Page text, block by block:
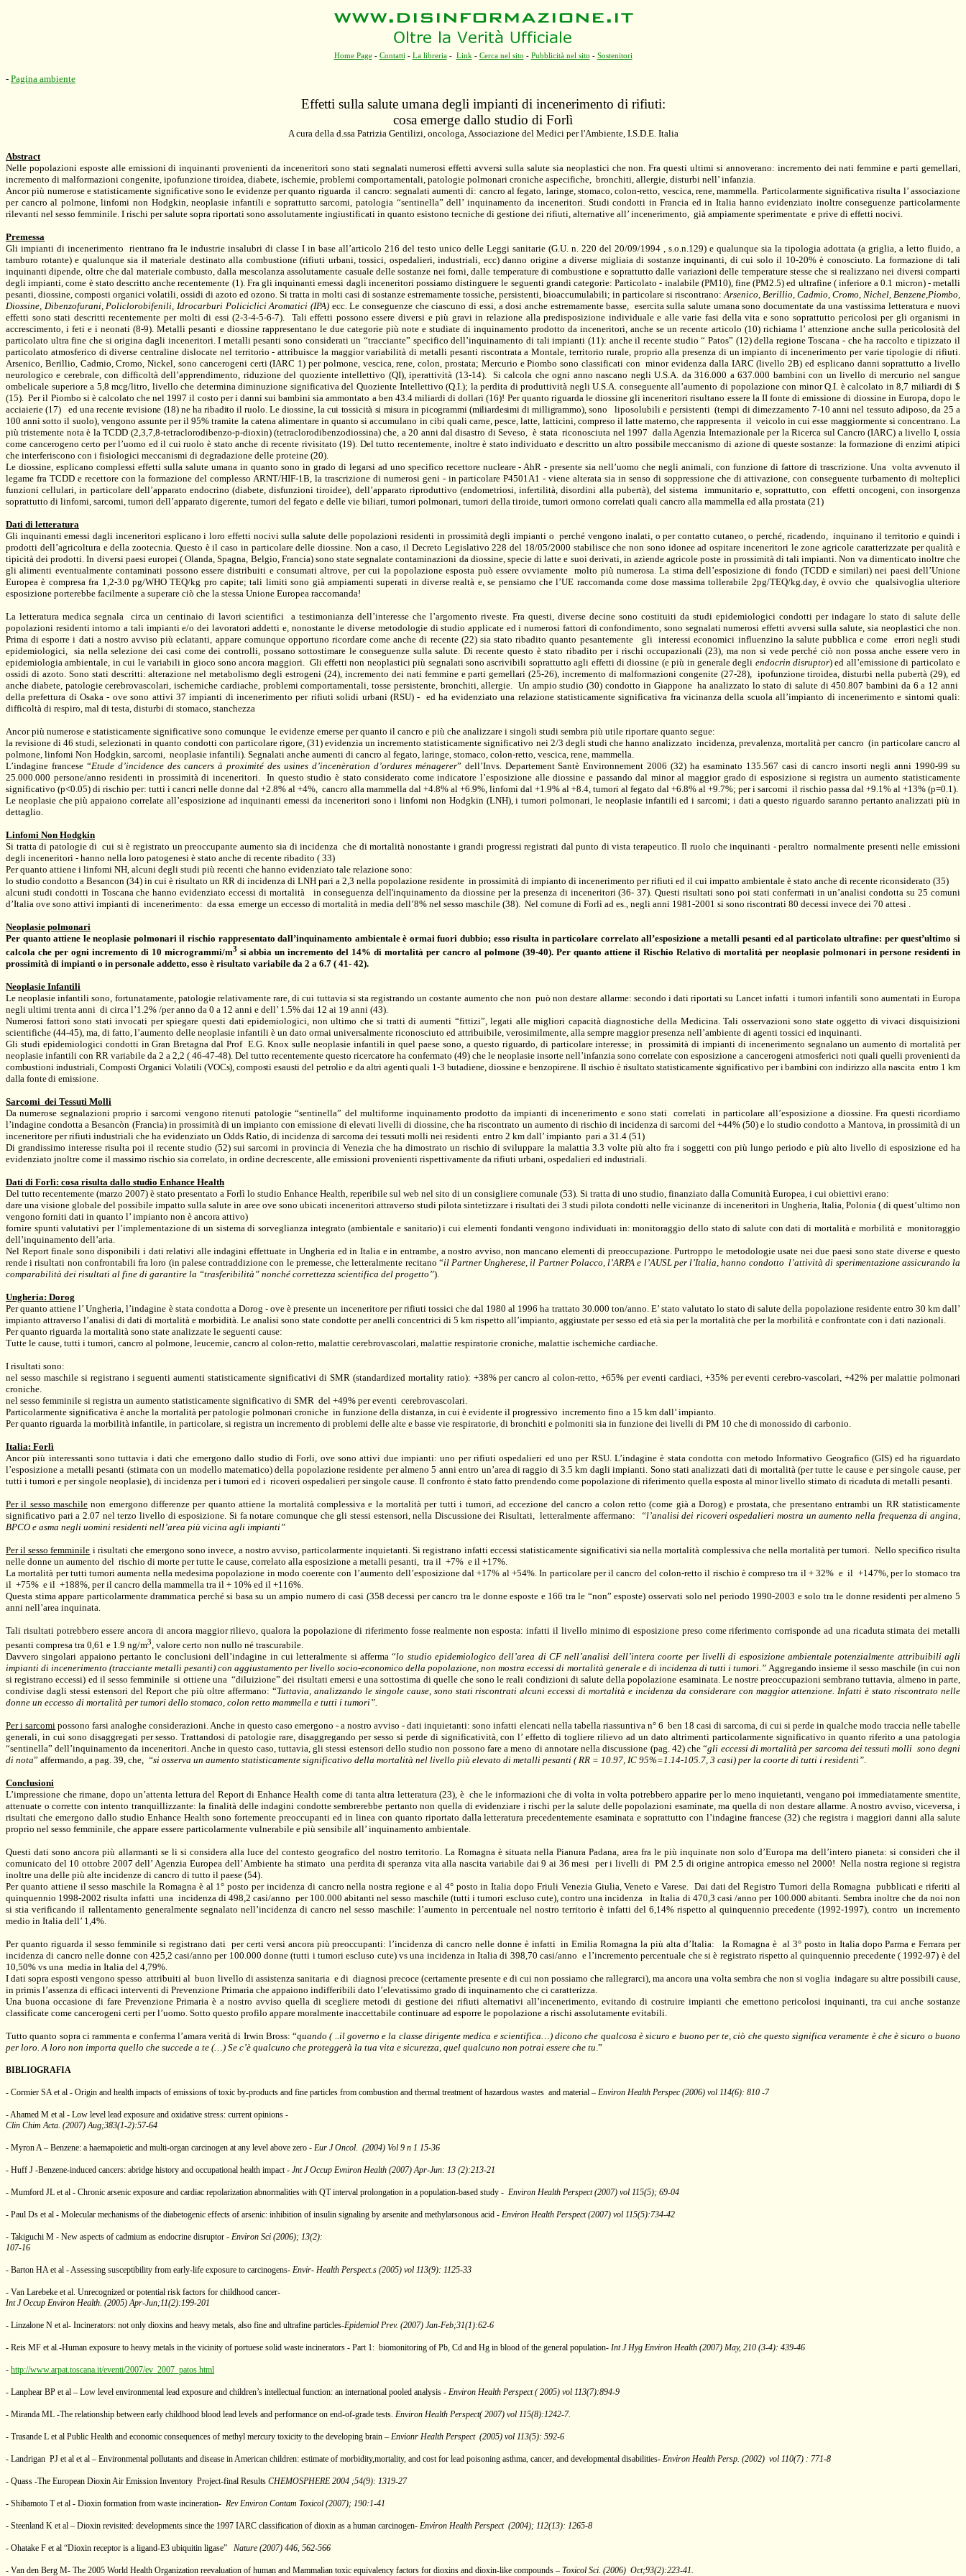
Home Page- Contatti - La libreria- Link - Cerca nel sito - Pubblicità nel sito - Sostenitori
- Pagina ambiente
Effetti sulla salute umana degli impianti di incenerimento di rifiuti:
cosa emerge dallo studio di Forlì
A cura della d.ssa Patrizia Gentilizi, oncologa, Associazione del Medici per l'Ambiente, I.S.D.E. Italia
Abstract
Nelle popolazioni esposte alle emissioni di inquinanti provenienti da inceneritori sono stati segnalati numerosi effetti avversi sulla salute sia neoplastici che non. Fra questi ultimi si annoverano: incremento dei nati femmine e parti gemellari,
incremento di malformazioni congenite, ipofunzione tiroidea, diabete, ischemie, problemi comportamentali, patologie polmonari croniche aspecifiche, bronchiti, allergie, disturbi nell’ infanzia.
Ancor più numerose e statisticamente significative sono le evidenze per quanto riguarda il cancro: segnalati aumenti di: cancro al fegato, laringe, stomaco, colon-retto, vescica, rene, mammella. Particolarmente significativa risulta l’ associazione
per cancro al polmone, linfomi non Hodgkin, neoplasie infantili e soprattutto sarcomi, patologia “sentinella” dell’ inquinamento da inceneritori. Studi condotti in Francia ed in Italia hanno evidenziato inoltre conseguenze particolarmente
rilevanti nel sesso femminile. I rischi per salute sopra riportati sono assolutamente ingiustificati in quanto esistono tecniche di gestione dei rifiuti, alternative all’ incenerimento, già ampiamente sperimentate e prive di effetti nocivi.
Premessa
Gli impianti di incenerimento rientrano fra le industrie insalubri di classe I in base all’articolo 216 del testo unico delle Leggi sanitarie (G.U. n. 220 del 20/09/1994 , s.o.n.129) e qualunque sia la tipologia adottata (a griglia, a letto fluido, a
tamburo rotante) e qualunque sia il materiale destinato alla combustione (rifiuti urbani, tossici, ospedalieri, industriali, ecc) danno origine a diverse migliaia di sostanze inquinanti, di cui solo il 10-20% è conosciuto. La formazione di tali
inquinanti dipende, oltre che dal materiale combusto, dalla mescolanza assolutamente casuale delle sostanze nei forni, dalle temperature di combustione e soprattutto dalle variazioni delle temperature stesse che si realizzano nei diversi comparti
degli impianti, come è stato descritto anche recentemente (1). Fra gli inquinanti emessi dagli inceneritori possiamo distinguere le seguenti grandi categorie: Particolato - inalabile (PM10), fine (PM2.5) ed ultrafine ( inferiore a 0.1 micron) - metalli
pesanti, diossine, composti organici volatili, ossidi di azoto ed ozono. Si tratta in molti casi di sostanze estremamente tossiche, persistenti, bioaccumulabili; in particolare si riscontrano: Arsenico, Berillio, Cadmio, Cromo, Nichel, Benzene,Piombo,
Diossine, Dibenzofurani, Policlorobifenili, Idrocarburi Policiclici Aromatici (IPA) ecc. Le conseguenze che ciascuno di essi, a dosi anche estremamente basse, esercita sulla salute umana sono documentate da una vastissima letteratura e nuovi
effetti sono stati descritti recentemente per molti di essi (2-3-4-5-6-7).
Tali effetti possono essere diversi e più gravi in relazione alla predisposizione individuale e alle varie fasi della vita e sono soprattutto pericolosi per gli organismi in
accrescimento, i feti e i neonati (8-9). Metalli pesanti e diossine rappresentano le due categorie più note e studiate di inquinamento prodotto da inceneritori, anche se un recente articolo (10) richiama l’ attenzione anche sulla pericolosità del
particolato ultra fine che si origina dagli inceneritori. I metalli pesanti sono considerati un “tracciante” specifico dell’inquinamento di tali impianti (11): anche il recente studio “ Patos” (12) della regione Toscana - che ha raccolto e tipizzato il
particolato atmosferico di diverse centraline dislocate nel territorio - attribuisce la maggior variabilità di metalli pesanti riscontrata a Montale, territorio rurale, proprio alla presenza di un impianto di incenerimento per varie tipologie di rifiuti.
Arsenico, Berillio, Cadmio, Cromo, Nickel, sono cancerogeni certi (IARC 1) per polmone, vescica, rene, colon, prostata; Mercurio e Piombo sono classificati con minor evidenza dalla IARC (livello 2B) ed esplicano danni soprattutto a livello
neurologico e cerebrale, con difficoltà dell’apprendimento, riduzione del quoziente intellettivo (QI), iperattività (13-14).
Si calcola che ogni anno nascano negli U.S.A. da316.000 a637.000 bambini con un livello di mercurio nel sangue
ombelicale superiore a 5,8 mcg/litro, livello che determina diminuzione significativa del Quoziente Intellettivo (Q.I.); la perdita di produttività negli U.S.A. conseguente all’aumento di popolazione con minor Q.I. è calcolato in 8,7 miliardi di $
(15). Per il Piombo si è calcolato che nel 1997 il costo per i danni sui bambini sia ammontato a ben 43.4 miliardi di dollari (16)! Per quanto riguarda le diossine gli inceneritori risultano essere la IIfonte di emissione di diossine in Europa, dopo le
acciaierie (17)
ed una recente revisione (18) ne ha ribadito il ruolo. Le diossine, la cui tossicità si misura in picogrammi (miliardesimi di milligrammo),sono liposolubili e persistenti (tempi di dimezzamento 7-10 anni nel tessuto adiposo, da 25 a
100 anni sotto il suolo), vengono assunte per il 95% tramite la catena alimentare in quanto si accumulano in cibi quali carne, pesce, latte, latticini, compreso il latte materno, che rappresenta il veicolo in cui esse maggiormente si concentrano. La
più tristemente nota è la TCDD (2,3,7,8-tetraclorodibenzo-p-dioxin) (tetraclorodibenzodiossina) che, a 20 anni dal disastro di Seveso, è stata riconosciuta nel 1997 dalla Agenzia Internazionale per la Ricerca sul Cancro (IARC) a livello I, ossia
come cancerogeno certo per l’uomo ed il cui ruolo è stato anche di recente rivisitato (19). Del tutto recentemente, inoltre è stato individuato e descritto un altro possibile meccanismo di azione di queste sostanze: la formazione di enzimi atipici
che interferiscono con i fisiologici meccanismi di degradazione delle proteine (20).
Le diossine, esplicano complessi effetti sulla salute umana in quanto sono in grado di legarsi ad uno specifico recettore nucleare - AhR - presente sia nell’uomo che negli animali, con funzione di fattore di trascrizione. Una volta avvenuto il
legame fra TCDD e recettore con la formazione del complesso ARNT/HIF-1B, la trascrizione di numerosi geni - in particolare P4501A1 - viene alterata sia in senso di soppressione che di attivazione, con conseguente turbamento di molteplici
funzioni cellulari, in particolare dell’apparato endocrino (diabete, disfunzioni tiroidee), dell’apparato riproduttivo (endometriosi, infertilità, disordini alla pubertà), del sistema immunitario e, soprattutto, con effetti oncogeni, con insorgenza
soprattutto di linfomi, sarcomi, tumori dell’apparato digerente, tumori del fegato e delle vie biliari, tumori polmonari, tumori della tiroide, tumori ormono correlati quali cancro alla mammella ed alla prostata (21)
Dati di letteratura
Gli inquinanti emessi dagli inceneritori esplicano i loro effetti nocivi sulla salute delle popolazioni residenti in prossimità degli impianti o perché vengono inalati, o per contatto cutaneo, o perché, ricadendo, inquinano il territorio e quindi i
prodotti dell’agricoltura e della zootecnia. Questo è il caso in particolare delle diossine. Non a caso, il Decreto Legislativo 228 del 18/05/2000 stabilisce che non sono idonee ad ospitare inceneritori le zone agricole caratterizzate per qualità e
tipicità dei prodotti. In diversi paesi europei ( Olanda, Spagna, Belgio, Francia) sono state segnalate contaminazioni da diossine, specie di latte e suoi derivati, in aziende agricole poste in prossimità di tali impianti. Non va dimenticato inoltre che
gli alimenti eventualmente contaminati possono essere distribuiti e consumati altrove, per cui la popolazione esposta può essere ovviamente
molto più numerosa. La stima dell’esposizione di fondo (TCDD e similari) nei paesi dell’Unione
Europea è compresa fra 1,2-3.0 pg/WHO TEQ/kg pro capite; tali limiti sono già ampiamenti superati in diverse realtà e, se pensiamo che l’UE raccomanda come dose massima tollerabile 2pg/TEQ/kg.day, è ovvio che
qualsivoglia ulteriore
esposizione porterebbe facilmente a superare ciò che la stessa Unione Europea raccomanda!
La letteratura medica segnala circa un centinaio di lavori scientifici
a testimonianza dell’interesse che l’argomento riveste. Fra questi, diverse decine sono costituiti da studi epidemiologici condotti per indagare lo stato di salute delle
popolazioni residenti intorno a tali impianti e/o dei lavoratori addetti e, nonostante le diverse metodologie di studio applicate ed i numerosi fattori di confondimento, sono segnalati numerosi effetti avversi sulla salute, sia neoplastici che non.
Prima di esporre i dati a nostro avviso più eclatanti, appare comunque opportuno ricordare come anche di recente (22) sia stato ribadito quanto pesantemente
gli interessi economici influenzino la salute pubblica e come errori negli studi
epidemiologici,
sia nella selezione dei casi come dei controlli, possano sottostimare le conseguenze sulla salute. Di recente questo è stato ribadito per i rischi occupazionali (23), ma non si vede perché ciò non possa anche essere vero in
epidemiologia ambientale, in cui le variabili in gioco sono ancora maggiori. Gli effetti non neoplastici più segnalati sono ascrivibili soprattutto agli effetti di diossine (e più in generale degli endocrin disruptor) ed all’emissione di particolato e
ossidi di azoto. Sono stati descritti: alterazione nel metabolismo degli estrogeni (24), incremento dei nati femmine e parti gemellari (25-26), incremento di malformazioni congenite (27-28), ipofunzione tiroidea, disturbi nella pubertà (29), ed
anche diabete, patologie cerebrovascolari, ischemiche cardiache, problemi comportamentali, tosse persistente, bronchiti, allergie. Un ampio studio (30) condotto in Giappone ha analizzato lo stato di salute di450.807 bambini da 6 a 12 anni
della prefettura di Osaka - ove sono attivi 37 impianti di incenerimento per rifiuti solidi urbani (RSU) -
ed ha evidenziato una relazione statisticamente significativa fra vicinanza della scuola all’impianto di incenerimento e sintomi quali:
difficoltà di respiro, mal di testa, disturbi di stomaco, stanchezza
Ancor più numerose e statisticamente significative sono comunque le evidenze emerse per quanto il cancro e più che analizzare i singoli studi sembra più utile riportare quanto segue:
la revisione di 46 studi, selezionati in quanto condotti con particolare rigore, (31) evidenzia un incremento statisticamente significativo nei 2/3 degli studi che hanno analizzato incidenza, prevalenza, mortalità per cancro (in particolare cancro al
polmone, linfomi Non Hodgkin, sarcomi, neoplasie infantili). Segnalati anche aumenti di cancro al fegato, laringe, stomaco, colon-retto, vescica, rene, mammella.
L’indagine francese “Etude d’incidence des cancers à proximité des usines d’incenèration d’ordures ménagerer” dell’Invs. Departement Santè Environnement 2006 (32) ha esaminato 135.567 casi di cancro insorti negli anni 1990-99 su
25.000.000 persone/anno residenti in prossimità di inceneritori.
In questo studio è stato considerato come indicatore l’esposizione alle diossine e passando dal minor al maggior grado di esposizione si registra un aumento statisticamente
significativo (p<0.05) di rischio per: tutti i cancri nelle donne dal +2.8% al +4%, cancro alla mammella dal +4.8% al +6.9%, linfomi dal +1.9% al +8.4, tumori al fegato dal +6.8% al +9.7%; per i sarcomi il rischio passa dal +9.1% al +13% (p=0.1).
Le neoplasie che più appaiono correlate all’esposizione ad inquinanti emessi da inceneritori sono i linfomi non Hodgkin (LNH), i tumori polmonari, le neoplasie infantili ed i sarcomi; i dati a questo riguardo saranno pertanto analizzati più in
dettaglio.
Linfomi Non Hodgkin
Si tratta di patologie di cui si è registrato un preoccupante aumento sia di incidenza che di mortalità nonostante i grandi progressi registrati dal punto di vista terapeutico. Il ruolo che inquinanti - peraltro normalmente presenti nelle emissioni
degli inceneritori - hanno nella loro patogenesi è stato anche di recente ribadito ( 33)
Per quanto attiene i linfomi NH, alcuni degli studi più recenti che hanno evidenziato tale relazione sono:
lo studio condotto a Besancon (34) in cui è risultato un RR di incidenza di LNH pari a 2,3 nella popolazione residente in prossimità di impianto di incenerimento per rifiuti ed il cui impatto ambientale è stato anche di recente riconsiderato (35)
alcuni studi condotti in Toscana che hanno evidenziato eccessi di mortalità
in conseguenza dell'inquinamento da diossine per la presenza di inceneritori (36- 37). Questi risultati sono poi stati confermati in un’analisi condotta su 25 comuni
d’Italia ove sono attivi impianti di incenerimento: da essa emerge un eccesso di mortalità in media dell’8% nel sesso maschile (38). Nel comune di Forlì ad es., negli anni 1981-2001 si sono riscontrati 80 decessi invece dei 70 attesi .
Neoplasie polmonari
Per quanto attiene le neoplasie polmonari il rischio rappresentato dall’inquinamento ambientale è ormai fuori dubbio; esso risulta in particolare correlato all’esposizione a metalli pesanti ed al particolato ultrafine: per quest’ultimo si
calcola che per ogni incremento di 10 microgrammi/m3 si abbia un incremento del 14% di mortalità per cancro al polmone (39-40). Per quanto attiene il Rischio Relativo di mortalità per neoplasie polmonari in persone residenti in
prossimità di impianti o in personale addetto, esso è risultato variabile da 2 a 6.7 ( 41- 42).
Neoplasie Infantili
Le neoplasie infantili sono, fortunatamente, patologie relativamente rare, di cui tuttavia si sta registrando un costante aumento che non può non destare allarme: secondo i dati riportati su Lancet infatti i tumori infantili sono aumentati in Europa
negli ultimi trenta anni di circa l’1.2% /per anno da 0 a 12 anni e dell’ 1.5% dai 12 ai 19 anni (43).
Numerosi fattori sono stati invocati per spiegare questi dati epidemiologici, non ultimo che si tratti di aumenti “fittizi”, legati alle migliori capacità diagnostiche della Medicina. Tali osservazioni sono state oggetto di vivaci disquisizioni
scientifiche (44-45), ma, di fatto, l’aumento delle neoplasie infantili è un dato ormai universalmente riconosciuto ed attribuibile, verosimilmente, alla sempre maggior presenza nell’ambiente di agenti tossici ed inquinanti.
Gli studi epidemiologici condotti in Gran Bretagna dal Prof E.G. Knox sulle neoplasie infantili in quel paese sono, a questo riguardo, di particolare interesse; in prossimità di impianti di incenerimento segnalano un aumento di mortalità per
neoplasie infantili con RR variabile da2 a 2,2 ( 46-47-48). Del tutto recentemente questo ricercatore ha confermato (49) che le neoplasie insorte nell’infanzia sono correlate con esposizione a cancerogeni atmosferici noti quali quelli provenienti da
combustioni industriali, Composti Organici Volatili (VOCs), composti esausti del petrolio e da altri agenti quali 1-3 butadiene, diossine e benzopirene. Il rischio è risultato statisticamente significativo per i bambini con indirizzo alla nascita entro 1 km
dalla fonte di emissione.
Sarcomi dei Tessuti Molli
Da numerose segnalazioni proprio i sarcomi vengono ritenuti patologie “sentinella” del multiforme inquinamento prodotto da impianti di incenerimento e sono stati
correlati
in particolare all’esposizione a diossine. Fra questi ricordiamo
l’indagine condotta a Besancòn (Francia) in prossimità di un impianto con emissione di elevati livelli di diossine, che ha riscontrato un aumento di rischio di incidenza di sarcomi del +44% (50) e lo studio condotto a Mantova, in prossimità di un
inceneritore per rifiuti industriali che ha evidenziato un Odds Ratio, di incidenza di sarcoma dei tessuti molli nei residenti entro 2 km dall’ impianto pari a 31.4 (51)
Di grandissimo interesse risulta poi il recente studio (52) sui sarcomi in provincia di Venezia che ha dimostrato un rischio di sviluppare la malattia 3.3 volte più alto fra i soggetti con più lungo periodo e più alto livello di esposizione ed ha
evidenziato jnoltre come il massimo rischio sia correlato, in ordine decrescente, alle emissioni provenienti rispettivamente da rifiuti urbani, ospedalieri ed industriali.
Dati di Forlì: cosa risulta dallo studio Enhance Health
Del tutto recentemente (marzo 2007) è stato presentato a Forlì lo studio Enhance Health, reperibile sul web nel sito di un consigliere comunale (53). Si tratta di uno studio, finanziato dalla Comunità Europea, i cui obiettivi erano:
dare una visione globale del possibile impatto sulla salute in aree ove sono ubicati inceneritori attraverso studi pilota sintetizzare i risultati dei 3 studi pilota condotti nelle vicinanze di inceneritori in Ungheria, Italia, Polonia ( di quest’ultimo non
vengono forniti dati in quanto l’ impianto non è ancora attivo)
fornire spunti valutativi per l’implementazione di un sistema di sorveglianza integrato (ambientale e sanitario) i cui elementi fondanti vengono individuati in: monitoraggio dello stato di salute con dati di mortalità e morbilità e monitoraggio
dell’inquinamento dell’aria.
Nel Report finale sono disponibili i dati relativi alle indagini effettuate in Ungheria ed in Italia e in entrambe, a nostro avviso, non mancano elementi di preoccupazione. Purtroppo le metodologie usate nei due paesi sono state diverse e questo
rende i risultati non confrontabili fra loro (in palese contraddizione con le premesse, che letteralmente recitano “il Partner Ungherese, il Partner Polacco, l’ARPA e l’AUSL per l’Italia, hanno condotto l’attività di sperimentazione assicurando la
comparabilità dei risultati al fine di garantire la “trasferibilità” nonché correttezza scientifica del progetto”).
Ungheria: Dorog
Per quanto attiene l’ Ungheria, l’indagine è stata condotta a Dorog - ove è presente un inceneritore per rifiuti tossici che dal 1980 al 1996 ha trattato 30.000 ton/anno. E’ stato valutato lo stato di salute della popolazione residente entro 30 kmdall’
impianto attraverso l’analisi di dati di mortalità e morbidità. Le analisi sono state condotte per anelli concentrici di 5 km rispetto all’impianto, aggiustate per sesso ed età sia per la mortalità che per la morbilità e confrontate con i dati nazionali.
Per quanto riguarda la mortalità sono state analizzate le seguenti cause:
Tutte le cause, tutti i tumori, cancro al polmone, leucemie, cancro al colon-retto, malattie cerebrovascolari, malattie respiratorie croniche, malattie ischemiche cardiache.
I risultati sono:
nel sesso maschile si registrano i seguenti aumenti statisticamente significativi di SMR (standardized mortality ratio): +38% per cancro al colon-retto, +65% per eventi cardiaci, +35% per eventi cerebro-vascolari, +42% per malattie polmonari
croniche.
nel sesso femminile si registra un aumento statisticamente significativo di SMR del +49% per eventi cerebrovascolari.
Particolarmente significativa è anche la mortalità per patologie polmonari croniche in funzione della distanza, in cui è evidente il progressivo incremento fino a 15 km dall’ impianto.
Per quanto riguarda la morbilità infantile, in particolare, si registra un incremento di problemi delle alte e basse vie respiratorie, di bronchiti e polmoniti sia in funzione dei livelli di PM 10 che di monossido di carbonio.
Italia: Forlì
Ancor più interessanti sono tuttavia i dati che emergono dallo studio di Forli, ove sono attivi due impianti: uno per rifiuti ospedalieri ed uno per RSU. L’indagine è stata condotta con metodo Informativo Geografico (GIS) ed ha riguardato
l’esposizione a metalli pesanti (stimata con un modello matematico) della popolazione residente per almeno 5 anni entro un’area di raggio di3.5 km dagli impianti. Sono stati analizzati dati di mortalità (per tutte le cause e per singole cause, per
tutti i tumori e per singole neoplasie), di incidenza per i tumori ed i ricoveri ospedalieri per singole cause. Il confronto è stato fatto prendendo come popolazione di riferimento quella esposta al minor livello stimato di ricaduta di metalli pesanti.
Per il sesso maschile non emergono differenze per quanto attiene la mortalità complessiva e la mortalità per tutti i tumori, ad eccezione del cancro a colon retto (come già a Dorog) e prostata, che presentano entrambi un RR statisticamente
significativo pari a 2.07 nel terzo livello di esposizione. Si fa notare comunque che gli stessi estensori, nella Discussione dei Risultati, letteralmente affermano:
“l’analisi dei ricoveri ospedalieri mostra un aumento nella frequenza di angina,
BPCO e asma negli uomini residenti nell’area più vicina agli impianti”
Per il sesso femminile i risultati che emergono sono invece, a nostro avviso, particolarmente inquietanti. Si registrano infatti eccessi statisticamente significativi sia nella mortalità complessiva che nella mortalità per tumori. Nello specifico risulta
nelle donne un aumento del rischio di morte per tutte le cause, correlato alla esposizione a metalli pesanti, tra il +7% e il +17%.
La mortalità per tutti tumori aumenta nella medesima popolazione in modo coerente con l’aumento dell’esposizione dal +17% al +54%. In particolare per il cancro del colon-retto il rischio è compreso tra il + 32% e il +147%, per lo stomaco tra
il +75% e il +188%, per il cancro della mammella tra il + 10% ed il +116%.
Questa stima appare particolarmente drammatica perché si basa su un ampio numero di casi (358 decessi per cancro tra le donne esposte e 166 tra le “non” esposte) osservati solo nel periodo 1990-2003 e solo tra le donne residenti per almeno 5
anni nell’area inquinata.
Tali risultati potrebbero essere ancora di ancora maggior rilievo, qualora la popolazione di riferimento fosse realmente non esposta: infatti il livello minimo di esposizione preso come riferimento corrisponde ad una ricaduta stimata dei metalli
pesanti compresa tra 0,61 e 1.9 ng/m3 , valore certo non nullo né trascurabile.
Davvero singolari appaiono pertanto le conclusioni dell’indagine in cui letteralmente si afferma “lo studio epidemiologico dell’area di CF nell’analisi dell’intera coorte per livelli di esposizione ambientale potenzialmente attribuibili agli
impianti di incenerimento (tracciante metalli pesanti) con aggiustamento per livello socio-economico della popolazione, non mostra eccessi di mortalità generale e di incidenza di tutti i tumori.” Aggregando insieme il sesso maschile (in cui non
si registrano eccessi) ed il sesso femminile si ottiene una “diluizione” dei risultati emersi e una sottostima di quelle che sono le reali condizioni di salute della popolazione esaminata. Le nostre preoccupazioni sembrano tuttavia, almeno in parte,
condivise dagli stessi estensori del Report che più oltre affermano: “Tuttavia, analizzando le singole cause, sono stati riscontrati alcuni eccessi di mortalità e incidenza da considerare con maggior attenzione. Infatti è stato riscontrato nelle
donne un eccesso di mortalità per tumori dello stomaco, colon retto mammella e tutti i tumori”.
Per i sarcomi possono farsi analoghe considerazioni. Anche in questo caso emergono - a nostro avviso - dati inquietanti: sono infatti elencati nella tabella riassuntiva n° 6 ben 18 casi di sarcoma, di cui si perde in qualche modo traccia nelle tabelle
generali, in cui sono disaggregati per sesso. Trattandosi di patologie rare, disaggregando per sesso si perde di significatività, con l’ effetto di togliere rilievo ad un dato altrimenti particolarmente significativo in quanto riferito a una patologia
“sentinella” dell’inquinamento da inceneritori. Anche in questo caso, tuttavia, gli stessi estensori dello studio non possono fare a meno di annotare nella discussione (pag. 42) che “gli eccessi di mortalità per sarcoma dei tessuti molli sono degni
di nota” affermando, a pag. 39, che, “si osserva un aumento statisticamente significativo della mortalità nel livello più elevato di metalli pesanti ( RR = 10.97, IC 95%=1.14-105.7, 3 casi) per la coorte di tutti i residenti”
Conclusioni
L’impressione che rimane, dopo un’attenta lettura del Report di Enhance Health come di tanta altra letteratura (23), è che le informazioni che di volta in volta potrebbero apparire per lo meno inquietanti, vengano poi immediatamente smentite,
attenuate o corrette con intento tranquillizzante: la finalità delle indagini condotte sembrerebbe pertanto non quella di evidenziare i rischi per la salute delle popolazioni esaminate, ma quella di non destare allarme. A nostro avviso, viceversa, i
risultati che emergono dallo studio Enhance Health sono fortemente preoccupanti ed in linea con quanto riportato dalla letteratura precedentemente esaminata e soprattutto con l’indagine francese (32) che registra i maggiori danni alla salute
proprio nel sesso femminile, che appare essere particolarmente vulnerabile e più sensibile all’ inquinamento ambientale.
Questi dati sono ancora più allarmanti se li si considera alla luce del contesto geografico del nostro territorio. La Romagna è situata nella Pianura Padana, area fra le più inquinate non solo d’Europa ma dell’intero pianeta: si consideri che il
comunicato del 10 ottobre 2007 dell’ Agenzia Europea dell’ Ambiente ha stimato una perdita di speranza vita alla nascita variabile dai 9 ai 36 mesi per i livelli di PM 2.5 di origine antropica emesso nel 2000! Nella nostra regione si registra
inoltre una delle più alte incidenze di cancro di tutto il paese (54).
Per quanto attiene il sesso maschilela Romagna è al 1° posto per incidenza di cancro nella nostra regione e al 4° posto in Italia dopo Friuli Venezia Giulia, Veneto e Varese. Dai dati del Registro Tumori della Romagna pubblicati e riferiti al
quinquennio 1998-2002 risulta infatti una incidenza di 498,2 casi/anno per 100.000 abitanti nel sesso maschile (tutti i tumori escluso cute), contro una incidenza
in Italia di 470,3 casi /anno per 100.000 abitanti. Sembra inoltre che da noi non
si stia verificando il rallentamento generalmente segnalato nell’incidenza di cancro nel sesso maschile: l’aumento in percentuale nel nostro territorio è infatti del 6,14% rispetto al quinquennio precedente (1992-1997), contro un incremento
medio in Italia dell’ 1,4%.
Per quanto riguarda il sesso femminile si registrano dati per certi versi ancora più preoccupanti: l’incidenza di cancro nelle donne è infatti in Emilia Romagna la più alta d’Italia: la Romagna è al 3° posto in Italia dopo Parma e Ferrara per
incidenza di cancro nelle donne con 425,2 casi/anno per 100.000 donne (tutti i tumori escluso cute) vs una incidenza in Italia di 398,70 casi/anno e l’incremento percentuale che si è registrato rispetto al quinquennio precedente ( 1992-97) è del
10,50% vs una media in Italia del 4,79%.
I dati sopra esposti vengono spesso attribuiti al buon livello di assistenza sanitaria e di diagnosi precoce (certamente presente e di cui non possiamo che rallegrarci), ma ancora una volta sembra che non si voglia indagare su altre possibili cause,
in primis l’assenza di efficaci interventi di Prevenzione Primaria che appaiono indifferibili dato l’elevatissimo grado di inquinamento che ci caratterizza.
Una buona occasione di fare Prevenzione Primaria è a nostro avviso quella di scegliere metodi di gestione dei rifiuti alternativi all’incenerimento, evitando di costruire impianti che emettono pericolosi inquinanti, tra cui anche sostanze
classificate come cancerogeni certi per l’uomo. Sotto questo profilo appare moralmente inaccettabile continuare ad esporre le popolazione a rischi assolutamente evitabili.
Tutto quanto sopra ci rammenta e conferma l’amara verità di Irwin Bross: “quando ( ..il governo e la classe dirigente medica e scientifica…) dicono che qualcosa è sicuro e buono per te, ciò che questo significa veramente è che è sicuro o buono
per loro. A loro non importa quello che succede a te (…) Se c’è qualcuno che proteggerà la tua vita e sicurezza, quel qualcuno non potrai essere che tu .”
BIBLIOGRAFIA
- Cormier SA et al - Origin and health impacts of emissions of toxic by-products and fine particles from combustion and thermal treatment of hazardous wastes and material – Environ Health Perspec (2006) vol 114(6): 810 -7
- Ahamed M et al - Low level lead exposure and oxidative stress: current opinions -
Clin Chim Acta. (2007) Aug;383(1-2):57-64
- Myron A – Benzene: a haemapoietic and multi-organ carcinogen at any level above zero - Eur J Oncol. (2004) Vol 9 n 1 15-36
- Huff J -Benzene-induced cancers: abridge history and occupational health impact - Jnt J Occup Evniron Health (2007) Apr-Jun: 13 (2):213-21
- Mumford JL et al - Chronic arsenic exposure and cardiac repolarization abnormalities with QT interval prolongation in a population-based study - Environ Health Perspect (2007) vol 115(5); 69-04
- Paul Ds et al - Molecular mechanisms of the diabetogenic effects of arsenic: inhibition of insulin signaling by arsenite and methylarsonous acid - Environ Health Perspect (2007) vol 115(5):734-42
- Takiguchi M - New aspects of cadmium as endocrine disruptor - Environ Sci (2006); 13(2):
107-16
- Barton HA et al - Assessing susceptibility from early-life exposure to carcinogens- Envir- Health Perspect.s (2005) vol 113(9): 1125-33
- Van Larebeke et al. Unrecognized or potential risk factors for childhood cancer-
Int J Occup Environ Health. (2005) Apr-Jun;11(2):199-201
- Linzalone N et al- Incinerators: not only dioxins and heavy metals, also fine and ultrafine particles-Epidemiol Prev. (2007) Jan-Feb;31(1):62-6
- Reis MF et al.-Human exposure to heavy metals in the vicinity of portuese solid waste incinerators - Part 1: biomonitoring of Pb, Cd and Hg in blood of the general population- Int J Hyg Environ Health (2007) May, 210 (3-4): 439-46
- http://www.arpat.toscana.it/eventi/2007/ev_2007_patos.html
- Lanphear BP et al – Low level environmental lead exposure and children’s intellectual function: an international pooled analysis - Environ Health Perspect ( 2005) vol 113(7):894-9
- Miranda ML -The relationship between early childhood blood lead levels and performance on end-of-grade tests. Environ Health Perspect( 2007) vol 115(8):1242-7.
- Trasande L et al Public Health and economic consequences of methyl mercury toxicity to the developing brain – Envionr Health Perspect (2005) vol 113(5): 592-6
- Landrigan PJ et al et al – Environmental pollutants and disease in American children: estimate of morbidity,mortality, and cost for lead poisoning asthma, cancer, and developmental disabilities- Environ Health Persp. (2002) vol 110(7) : 771-8
- Quass -The European Dioxin Air Emission Inventory Project-final Results CHEMOSPHERE 2004 ;54(9): 1319-27
- Shibamoto T et al - Dioxin formation from waste incineration- Rev Environ Contam Toxicol (2007); 190:1-41
- Steenland K et al – Dioxin revisited: developments since the 1997 IARC classification of dioxin as a human carcinogen- Environ Health Perspect (2004); 112(13): 1265-8
- Ohatake F et al “Dioxin receptor is a ligand-E3 ubiquitin ligase” Nature (2007) 446, 562-566
- Van den Berg M- The 2005 World Health Organization reevaluation of human and Mammalian toxic equivalency factors for dioxins and dioxin-like compounds – Toxicol Sci. (2006) Oct;93(2):223-41.